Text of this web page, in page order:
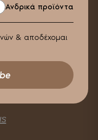
Ανδρικά προϊόντα
& αποδέχομαι